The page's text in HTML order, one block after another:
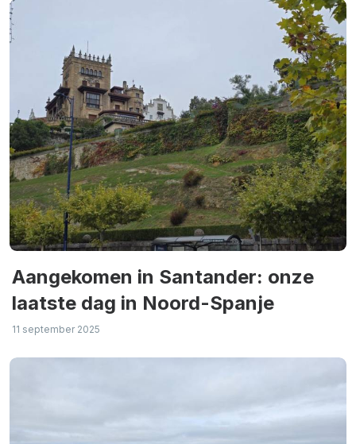
Aangekomen in Santander: onze
laatste dag in Noord-Spanje
11 september 2025